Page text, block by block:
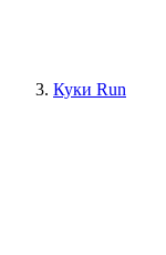
Куки Run